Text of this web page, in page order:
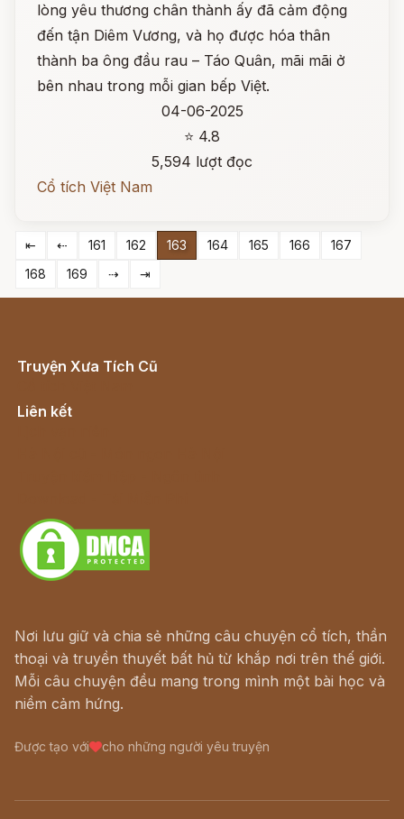
lòng yêu thương chân thành ấy đã cảm động
đến tận Diêm Vương, và họ được hóa thân
thành ba ông đầu rau – Táo Quân, mãi mãi ở
bên nhau trong mỗi gian bếp Việt.
04-06-2025
⭐ 4.8
5,594 lượt đọc
Cổ tích Việt Nam
⇤ ⇠ 161 162 163 164 165 166
167
168
169 ⇢ ⇥
Truyện Xưa Tích Cũ
Liên kết
Nơi lưu giữ và chia sẻ những câu chuyện cổ tích, thần
thoại và truyền thuyết bất hủ từ khắp nơi trên thế giới.
Mỗi câu chuyện đều mang trong mình một bài học và
niềm cảm hứng.
Được tạo với cho những người yêu truyện